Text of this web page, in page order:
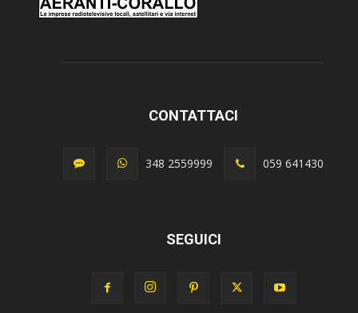
CONTATTACI
348 2559999 059 641430
SEGUICI